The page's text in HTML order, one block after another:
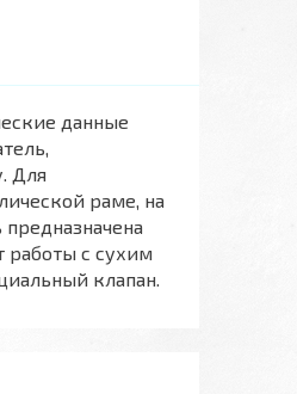
данные
Для
раме, на
работы с сухим
клапан.